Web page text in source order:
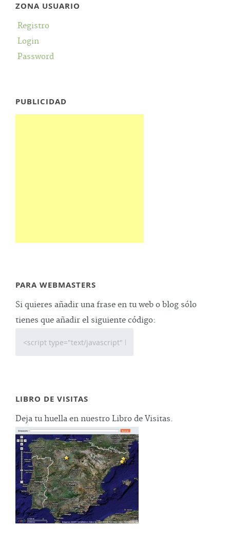
ZONA USUARIO
Registro
Login
Password
PUBLICIDAD
PARA WEBMASTERS
Si quieres añadir una frase en tu web o blog sólo
tienes que añadir el siguiente código:
LIBRO DE VISITAS
Deja tu huella en nuestro Libro de Visitas.